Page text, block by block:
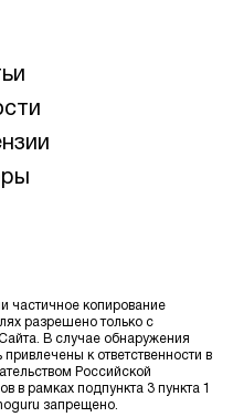
частичное копирование
разрешено только с
В случае обнаружения
к ответственности в
Российской
в рамках подпункта 3 пункта 1
запрещено.